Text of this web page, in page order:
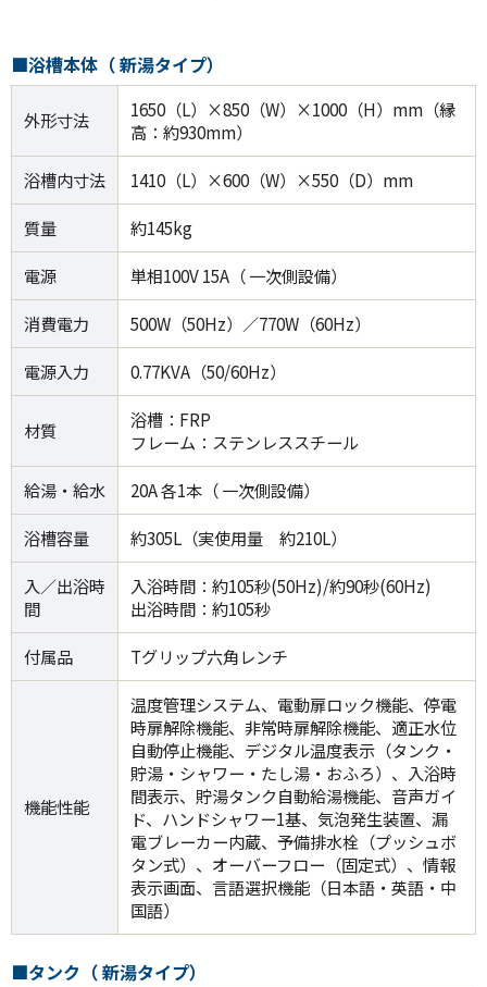
■浴槽本体（ 新湯タイプ）
外形寸法
1650（L）×850（W）×1000（H）mm（縁
高：約930mm）
浴槽内寸法
1410（L）×600（W）×550（D）mm
質量
約145kg
電源
単相100V 15A（ 一次側設備）
消費電力
500W（50Hz）／770W（60Hz）
電源入力
0.77KVA（50/60Hz）
材質
浴槽：FRP
フレーム：ステンレススチール
給湯・給水
20A 各1本（ 一次側設備）
浴槽容量
約305L（実使用量 約210L）
入／出浴時
間
入浴時間：約105秒(50Hz)/約90秒(60Hz)
出浴時間：約105秒
付属品
Tグリップ六角レンチ
機能性能
温度管理システム、電動扉ロック機能、停電
時扉解除機能、非常時扉解除機能、適正水位
自動停止機能、デジタル温度表示（タンク・
貯湯・シャワー・たし湯・おふろ）、入浴時
間表示、貯湯タンク自動給湯機能、音声ガイ
ド、ハンドシャワー1基、気泡発生装置、漏
電ブレーカー内蔵、予備排水栓（プッシュボ
タン式）、オーバーフロー（固定式）、情報
表示画面、言語選択機能（日本語・英語・中
国語）
■タンク（ 新湯タイプ）